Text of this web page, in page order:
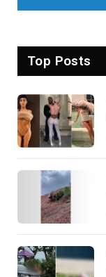
Top Posts